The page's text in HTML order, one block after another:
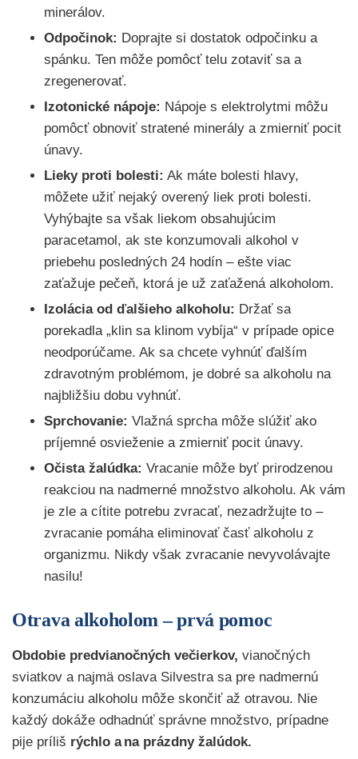
minerálov.
Odpočinok: Doprajte si dostatok odpočinku a
spánku. Ten môže pomôcť telu zotaviť sa a
zregenerovať.
Izotonické nápoje: Nápoje s elektrolytmi môžu
pomôcť obnoviť stratené minerály a zmierniť pocit
únavy.
Lieky proti bolesti: Ak máte bolesti hlavy,
môžete užiť nejaký overený liek proti bolesti.
Vyhýbajte sa však liekom obsahujúcim
paracetamol, ak ste konzumovali alkohol v
priebehu posledných 24 hodín – ešte viac
zaťažuje pečeň, ktorá je už zaťažená alkoholom.
Izolácia od ďalšieho alkoholu: Držať sa
porekadla „klin sa klinom vybíja“ v prípade opice
neodporúčame. Ak sa chcete vyhnúť ďalším
zdravotným problémom, je dobré sa alkoholu na
najbližšiu dobu vyhnúť.
Sprchovanie: Vlažná sprcha môže slúžiť ako
príjemné osvieženie a zmierniť pocit únavy.
Očista žalúdka: Vracanie môže byť prirodzenou
reakciou na nadmerné množstvo alkoholu. Ak vám
je zle a cítite potrebu zvracať, nezadržujte to –
zvracanie pomáha eliminovať časť alkoholu z
organizmu. Nikdy však zvracanie nevyvolávajte
nasilu!
Otrava alkoholom – prvá pomoc
Obdobie predvianočných večierkov, vianočných
sviatkov a najmä oslava Silvestra sa pre nadmernú
konzumáciu alkoholu môže skončiť až otravou. Nie
každý dokáže odhadnúť správne množstvo, prípadne
pije príliš rýchlo a na prázdny žalúdok.